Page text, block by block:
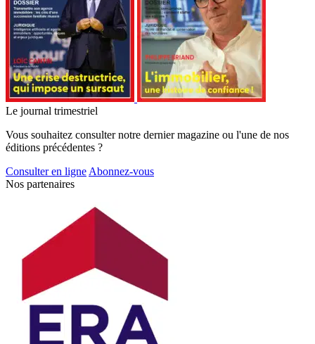
Le journal trimestriel
Vous souhaitez consulter notre dernier magazine ou l'une de nos
éditions précédentes ?
Consulter en ligne Abonnez-vous
Nos partenaires